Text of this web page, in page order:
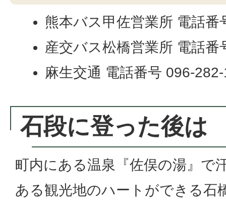
熊本バス甲佐営業所 電話番
産交バス松橋営業所 電話番
麻生交通 電話番号 096-
石段に登った後は
町内にある温泉『佐俣の湯』で
ある観光地のハートができる石